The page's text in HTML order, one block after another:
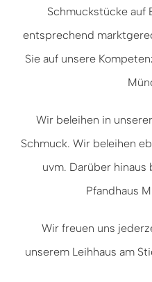
Schmuckstücke auf
entsprechend
Sie auf unsere
Wir beleihen in
Schmuck. Wir beleihen
uvm. Darüber hinaus
Pfandhaus
Wir freuen uns
unserem Leihhaus am